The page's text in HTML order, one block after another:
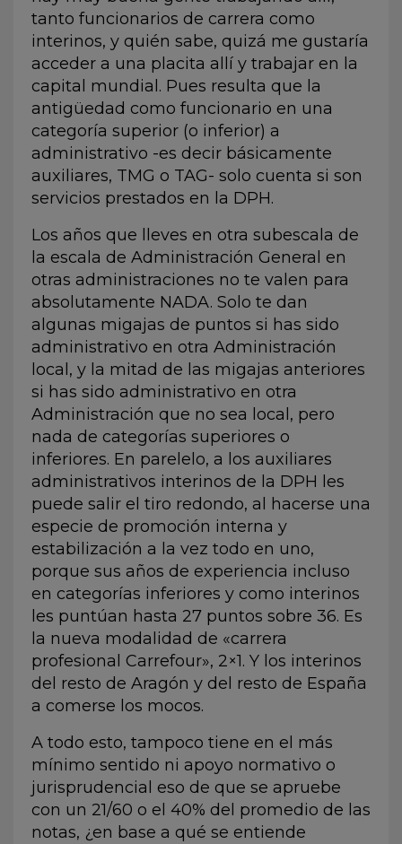
tanto funcionarios de carrera como
interinos, y quién sabe, quizá me gustaría
acceder a una placita allí y trabajar en la
capital mundial. Pues resulta que la
antigüedad como funcionario en una
categoría superior (o inferior) a
administrativo -es decir básicamente
auxiliares, TMG o TAG- solo cuenta si son
servicios prestados en la DPH.
Los años que lleves en otra subescala de
la escala de Administración General en
otras administraciones no te valen para
absolutamente NADA. Solo te dan
algunas migajas de puntos si has sido
administrativo en otra Administración
local, y la mitad de las migajas anteriores
si has sido administrativo en otra
Administración que no sea local, pero
nada de categorías superiores o
inferiores. En parelelo, a los auxiliares
administrativos interinos de la DPH les
puede salir el tiro redondo, al hacerse una
especie de promoción interna y
estabilización a la vez todo en uno,
porque sus años de experiencia incluso
en categorías inferiores y como interinos
les puntúan hasta 27 puntos sobre 36. Es
la nueva modalidad de «carrera
profesional Carrefour», 2×1. Y los interinos
del resto de Aragón y del resto de España
a comerse los mocos.
A todo esto, tampoco tiene en el más
mínimo sentido ni apoyo normativo o
jurisprudencial eso de que se apruebe
con un 21/60 o el 40% del promedio de las
notas, ¿en base a qué se entiende